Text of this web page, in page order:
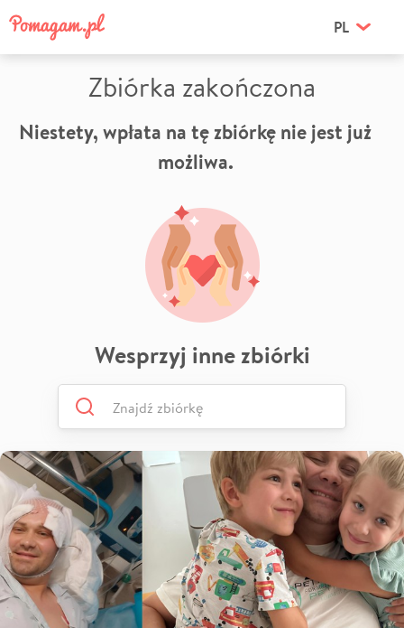
PL
Zbiórka zakończona
Niestety, wpłata na tę zbiórkę nie jest już
możliwa.
Wesprzyj inne zbiórki